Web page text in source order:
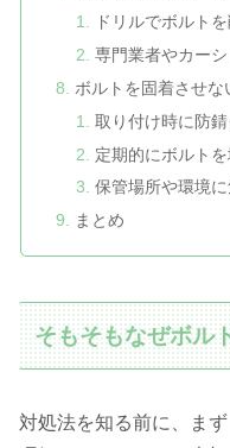
ドリルでボルト
専門業者やカー
ボルトを固着させな
取り付け時に防
定期的にボルト
保管場所や環境
まとめ
そもそもなぜボル
対処法を知る前に、ま